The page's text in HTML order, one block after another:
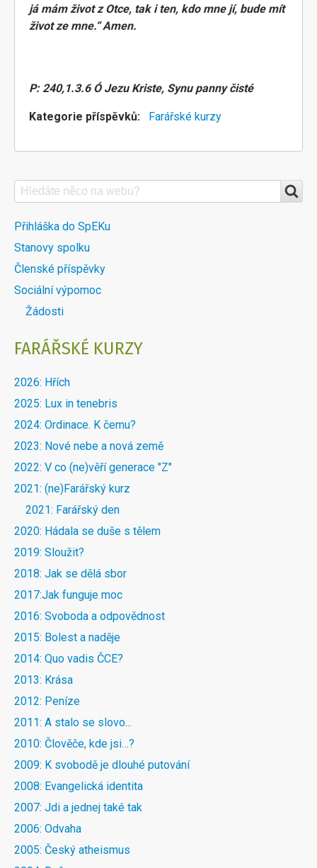
já mám život z Otce, tak i ten, kdo mne jí, bude mít
život ze mne.“ Amen.
P: 240,1.3.6 Ó Jezu Kriste, Synu panny čisté
Kategorie příspěvků Farářské kurzy
VYHLEDÁVÁNÍ
NA
WEBU
Search
DALŠÍ
MENU
DOBLOKU
Přihláška do SpEKu
Stanovy spolku
Členské příspěvky
Sociální výpomoc
Žádosti
FARÁŘSKÉ KURZY
2026: Hřích
2025: Lux in tenebris
2024: Ordinace. K čemu?
2023: Nové nebe a nová země
2022: V co (ne)věří generace "Z"
2021: (ne)Farářský kurz
2021: Farářský den
2020: Hádala se duše s tělem
2019: Sloužit?
2018: Jak se dělá sbor
2017:Jak funguje moc
2016: Svoboda a odpovědnost
2015: Bolest a naděje
2014: Quo vadis ČCE?
2013: Krása
2012: Peníze
2011: A stalo se slovo...
2010: Člověče, kde jsi…?
2009: K svobodě je dlouhé putování
2008: Evangelická identita
2007: Jdi a jednej také tak
2006: Odvaha
2005: Český atheismus